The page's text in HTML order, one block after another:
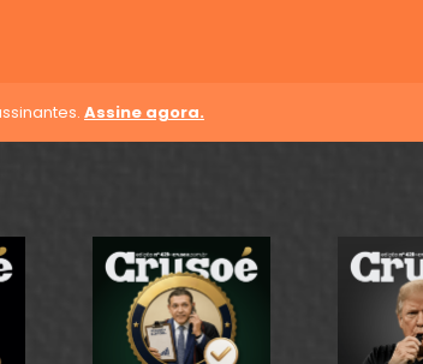
Assine agora.